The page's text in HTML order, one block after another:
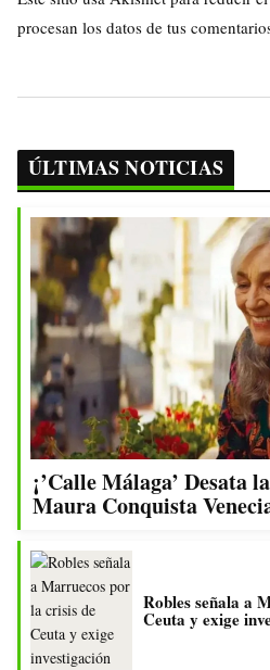
procesan los datos de tus
ÚLTIMAS NOTICIAS
¡’Calle Málaga’ Desata
Maura Conquista
Robles señala a
Ceuta y exige